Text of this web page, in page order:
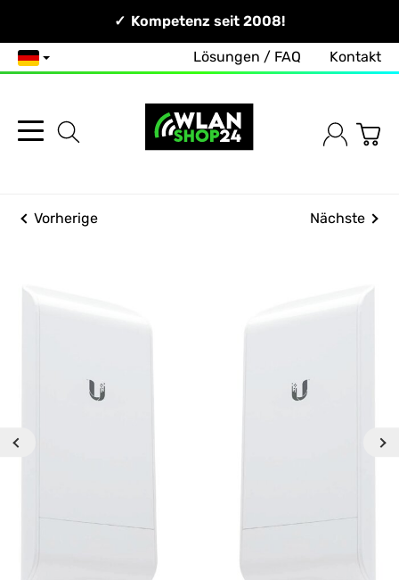
Persönlich & Erreichbar!Kompetenz seit 2008!
Deutsch Lösungen / FAQ Kontakt
Vorherige Nächste